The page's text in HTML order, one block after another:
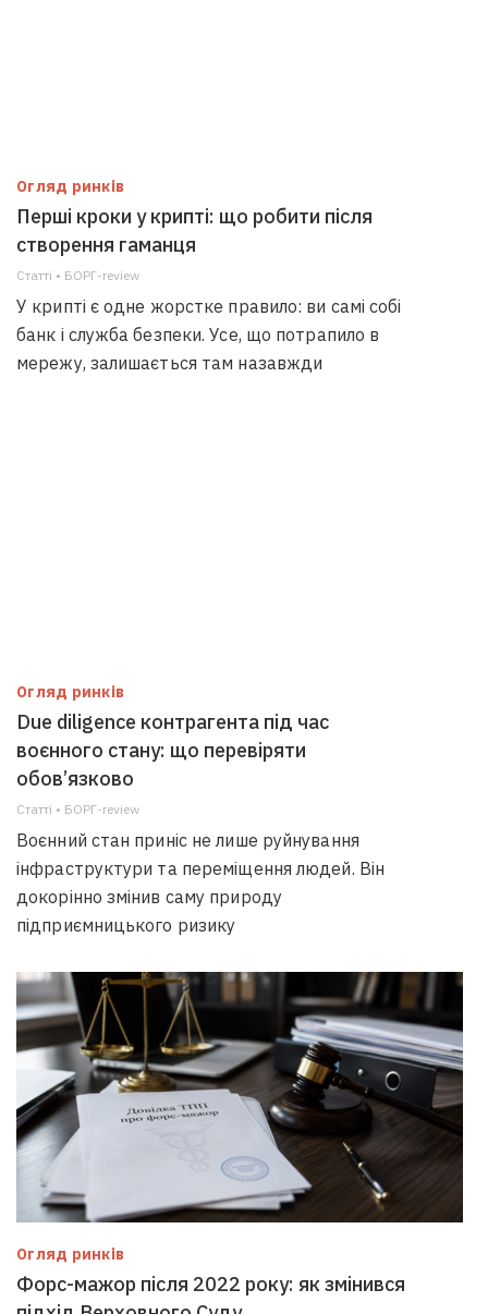
Огляд ринків
Перші кроки у крипті: що робити після
створення гаманця
Статті • БОРГ-review
У крипті є одне жорстке правило: ви самі собі
банк і служба безпеки. Усе, що потрапило в
мережу, залишається там назавжди
Огляд ринків
Due diligence контрагента під час
воєнного стану: що перевіряти
обов’язково
Статті • БОРГ-review
Воєнний стан приніс не лише руйнування
інфраструктури та переміщення людей. Він
докорінно змінив саму природу
підприємницького ризику
Огляд ринків
Форс-мажор після 2022 року: як змінився